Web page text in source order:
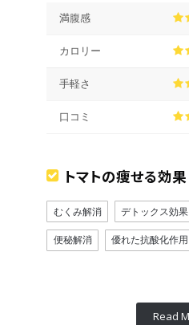
満腹感
カロリー
手軽さ
口コミ
トマトの痩せる効果
むくみ解消 デトックス効果
便秘解消 優れた抗酸化作用
Read